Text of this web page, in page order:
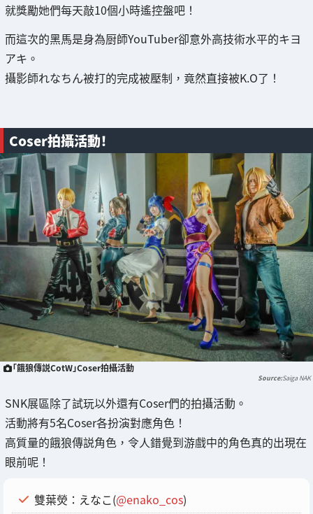
就獎勵她們每天敲10個小時遙控盤吧！
而這次的黑馬是身為厨師YouTuber卻意外高技術水平的キヨ
アキ。
攝影師れなちん被打的完成被壓制，竟然直接被K.O了！
Coser拍攝活動！
「餓狼傳説CotW」Coser拍攝活動
Saiga NAK
SNK展區除了試玩以外還有Coser們的拍攝活動。
活動將有5名Coser各扮演對應角色！
高質量的餓狼傳説角色，令人錯覺到游戲中的角色真的出現在
眼前呢！
雙葉熒：えなこ(@enako_cos)